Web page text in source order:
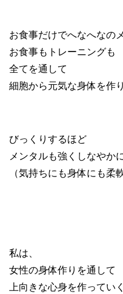
お食事だけでへなへなの
お食事もトレーニングも
全てを通して
細胞から元気な身体を作
びっくりするほど
メンタルも強くしなやか
（気持ちにも身体にも柔
私は、
女性の身体作りを通して
上向きな心身を作ってい